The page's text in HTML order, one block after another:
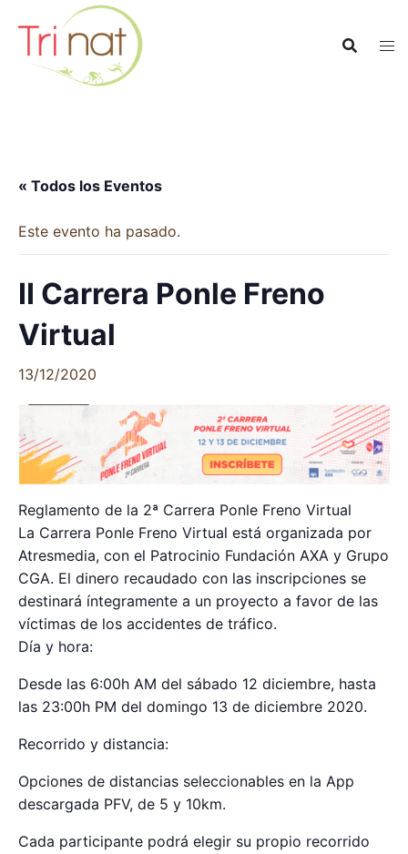
contenido
« Todos los Eventos
Este evento ha pasado.
II Carrera Ponle Freno
Virtual
13/12/2020
Reglamento de la 2ª Carrera Ponle Freno Virtual
La Carrera Ponle Freno Virtual está organizada por
Atresmedia, con el Patrocinio Fundación AXA y Grupo
CGA. El dinero recaudado con las inscripciones se
destinará íntegramente a un proyecto a favor de las
víctimas de los accidentes de tráfico.
Día y hora:
Desde las 6:00h AM del sábado 12 diciembre, hasta
las 23:00h PM del domingo 13 de diciembre 2020.
Recorrido y distancia:
Opciones de distancias seleccionables en la App
descargada PFV, de 5 y 10km.
Cada participante podrá elegir su propio recorrido